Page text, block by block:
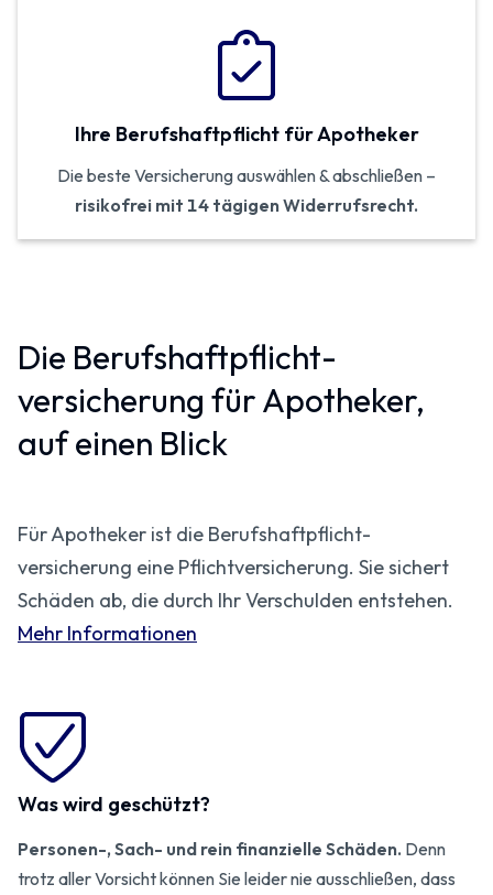
Ihre Berufs­haftpflicht für Apotheker
Die beste Versicherung auswählen & abschließen –
risikofrei mit 14 tägigen Widerrufsrecht.
Die Berufshaftpflicht­
versicherung für Apotheker,
auf einen Blick
Für Apotheker ist die Berufs­haftpflicht­
versicherung eine Pflichtversicherung. Sie sichert
Schäden ab, die durch Ihr Verschulden entstehen.
Mehr Informationen
Was wird geschützt?
Personen-, Sach- und rein finanzielle Schäden. Denn
trotz aller Vorsicht können Sie leider nie ausschließen, dass